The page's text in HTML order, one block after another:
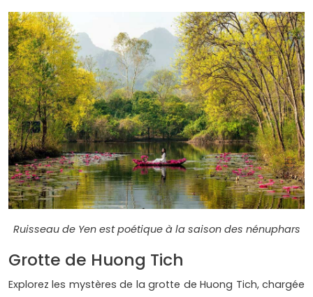
Ruisseau de Yen est poétique à la saison des nénuphars
Grotte de Huong Tich
Explorez les mystères de la grotte de Huong Tich, chargée